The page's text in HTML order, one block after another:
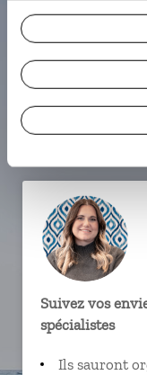
Corinthe -
Suivez vos
spécialistes
Ils sauront